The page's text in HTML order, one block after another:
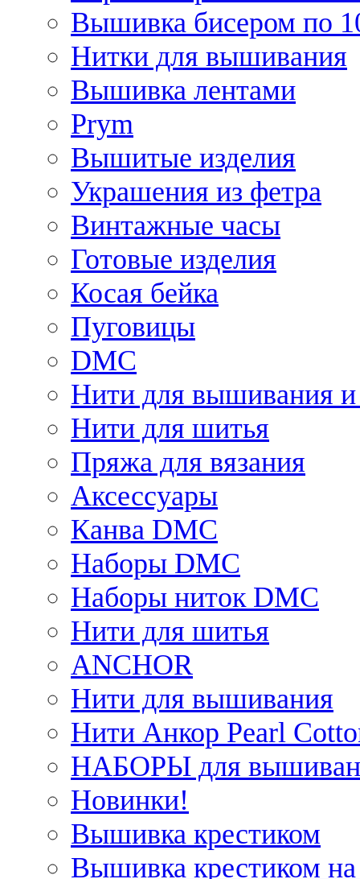
Вышивка бисером по
Нитки для вышивания
Вышивка лентами
Prym
Вышитые изделия
Украшения из фетра
Винтажные часы
Готовые изделия
Косая бейка
Пуговицы
DMC
Нити для вышивания и
Нити для шитья
Пряжа для вязания
Аксессуары
Канва DMC
Наборы DMC
Наборы ниток DMC
Нити для шитья
ANCHOR
Нити для вышивания
Нити Анкор Pearl
НАБОРЫ для
Новинки!
Вышивка крестиком
Вышивка крестиком